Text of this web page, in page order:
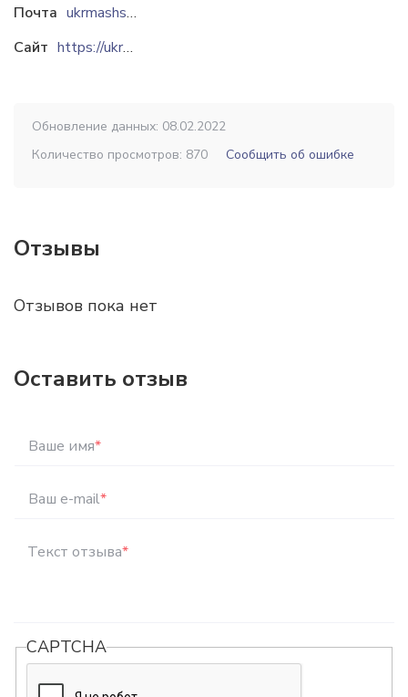
Почта
ukrmashservis@gmail.com
Сайт
https://ukrmashservis.com.ua
Обновление данных: 08.02.2022
Количество просмотров: 870
Сообщить об ошибке
Отзывы
Отзывов пока нет
Оставить отзыв
Ваше имя*
Ваш e-mail*
Текст отзыва*
CAPTCHA